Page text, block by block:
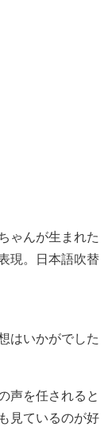
ゃんが生まれた
現。日本語吹替
はいかがでした
声を任されると
見ているのが好